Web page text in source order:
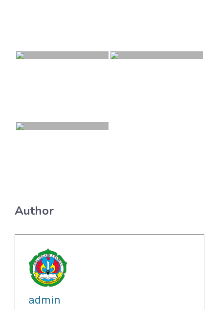
Author
admin